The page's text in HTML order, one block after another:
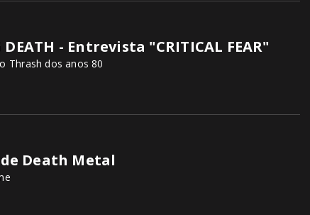
- Entrevista "CRITICAL FEAR"
Thrash dos anos 80
Death Metal